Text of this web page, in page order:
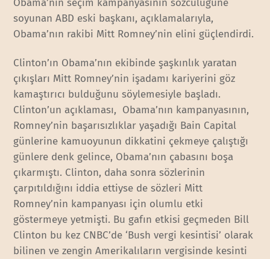
Obama’nın seçim kampanyasının sözcülüğüne
soyunan ABD eski başkanı, açıklamalarıyla,
Obama’nın rakibi Mitt Romney’nin elini güçlendirdi.
Clinton’ın Obama’nın ekibinde şaşkınlık yaratan
çıkışları Mitt Romney’nin işadamı kariyerini göz
kamaştırıcı bulduğunu söylemesiyle başladı.
Clinton’un açıklaması, Obama’nın kampanyasının,
Romney’nin başarısızlıklar yaşadığı Bain Capital
günlerine kamuoyunun dikkatini çekmeye çalıştığı
günlere denk gelince, Obama’nın çabasını boşa
çıkarmıştı. Clinton, daha sonra sözlerinin
çarpıtıldığını iddia ettiyse de sözleri Mitt
Romney’nin kampanyası için olumlu etki
göstermeye yetmişti. Bu gafın etkisi geçmeden Bill
Clinton bu kez CNBC’de ‘Bush vergi kesintisi’ olarak
bilinen ve zengin Amerikalıların vergisinde kesinti